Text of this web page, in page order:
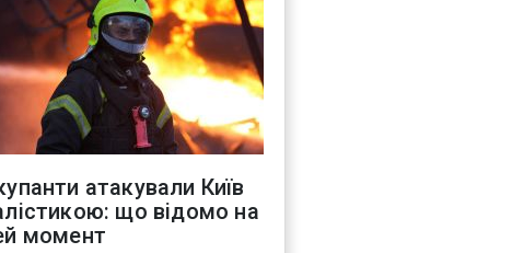
атакували Київ
що відомо на
момент